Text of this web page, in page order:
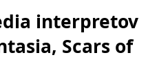
interpretov
Scars of